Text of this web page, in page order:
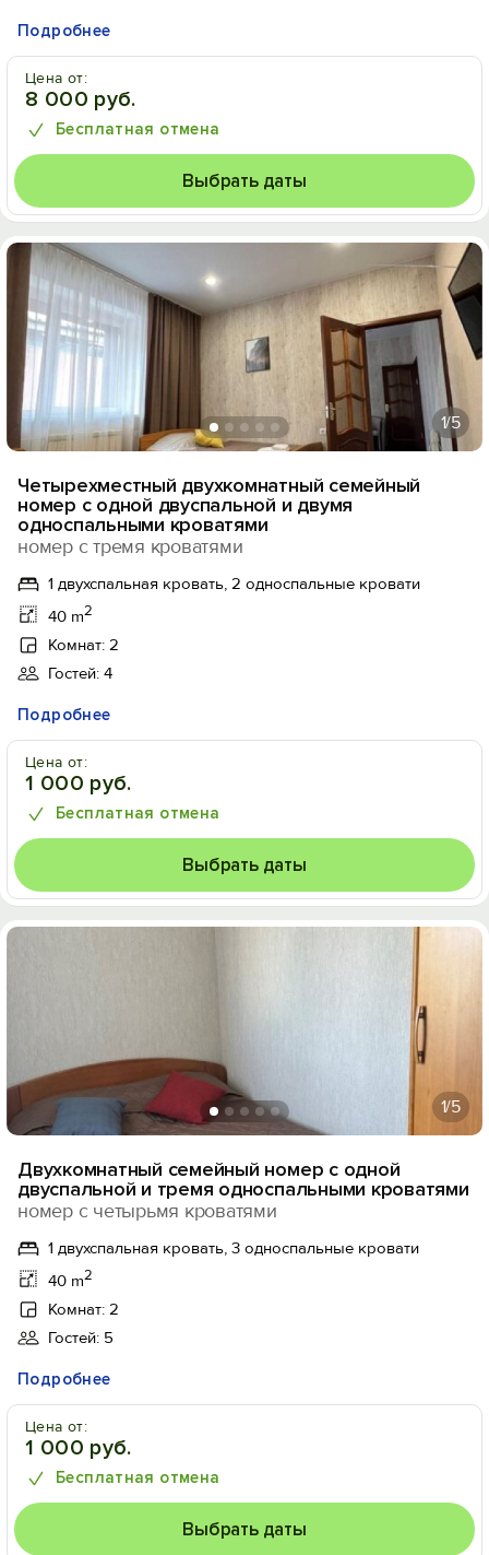
Подробнее
Цена от:
8 000 руб.
Бесплатная отмена
Выбрать даты
1/5
Четырехместный двухкомнатный семейный
номер с одной двуспальной и двумя
односпальными кроватями
номер с тремя кроватями
1 двухспальная кровать, 2 односпальные кровати
40 m2
Комнат: 2
Гостей: 4
Подробнее
Цена от:
1 000 руб.
Бесплатная отмена
Выбрать даты
1/5
Двухкомнатный семейный номер с одной
двуспальной и тремя односпальными кроватями
номер с четырьмя кроватями
1 двухспальная кровать, 3 односпальные кровати
40 m2
Комнат: 2
Гостей: 5
Подробнее
Цена от:
1 000 руб.
Бесплатная отмена
Выбрать даты